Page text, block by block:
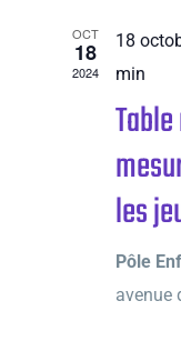
OCT
18
2024
18
min
les
Pôle
avenue